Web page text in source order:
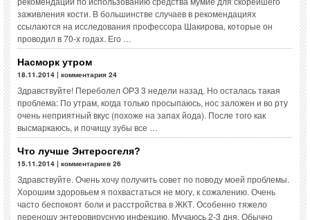
заживления кости. В большинстве случаев в рекомендациях
ссылаются на исследования профессора Шакирова, которые он
проводил в 70-х годах. Его …
Насморк утром
18.11.2014 | комментария 24
Здравствуйте! Переболел ОРЗ 3 недели назад. Но осталась такая
проблема: По утрам, когда только просыпаюсь, нос заложен и во рту
очень неприятный вкус (похоже на запах йода). После того как
высмаркаюсь, и почищу зубы все …
Что лучше Энтеросгеля?
15.11.2014 | комментариев 26
Здравствуйте. Очень хочу получить совет по поводу моей проблемы.
Хорошим здоровьем я похвастаться не могу, к сожалению. Очень
часто беспокоят боли и расстройства в ЖКТ. Особенно тяжело
переношу энтеровирусную инфекцию. Мучаюсь 2-3 дня. Обычно